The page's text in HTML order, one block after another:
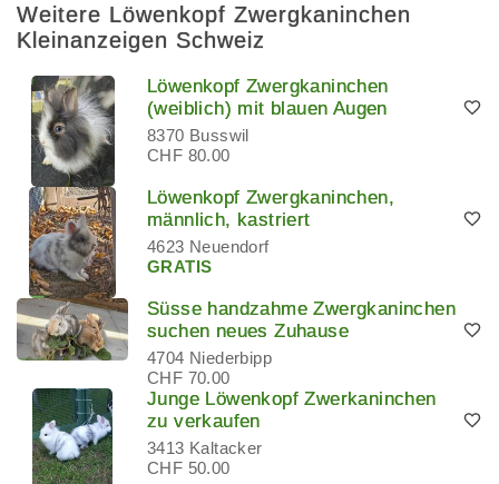
Weitere Löwenkopf Zwergkaninchen
Kleinanzeigen Schweiz
Löwenkopf Zwergkaninchen
(weiblich) mit blauen Augen
8370 Busswil
CHF 80.00
Löwenkopf Zwergkaninchen,
männlich, kastriert
4623 Neuendorf
GRATIS
Süsse handzahme Zwergkaninchen
suchen neues Zuhause
4704 Niederbipp
CHF 70.00
Junge Löwenkopf Zwerkaninchen
zu verkaufen
3413 Kaltacker
CHF 50.00